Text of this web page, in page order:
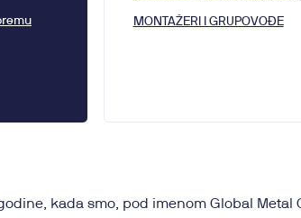
MONTAŽERI I GRUPOVOĐE
kada smo, pod imenom Global